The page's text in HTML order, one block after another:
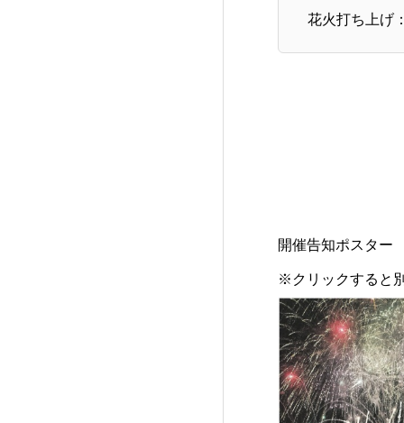
花火打ち上げ
開催告知ポスター
※クリックすると